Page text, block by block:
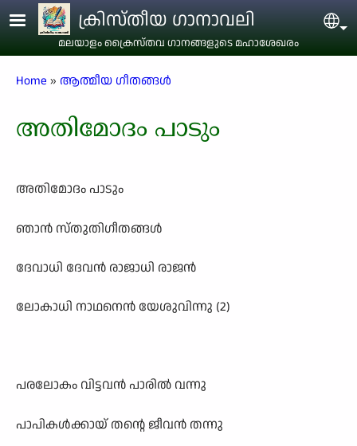
Skip to main contentക്രിസ്തീയ ഗാനാവലി
മലയാളം ക്രൈസ്തവ ഗാനങ്ങളുടെ മഹാശേഖരം
Breadcrumb
Home ആത്മീയ ഗീതങ്ങൾ
അതിമോദം പാടും
അതിമോദം പാടും
ഞാൻ സ്തുതിഗീതങ്ങൾ
ദേവാധി ദേവൻ രാജാധി രാജൻ
ലോകാധി നാഥനെൻ യേശുവിന്നു (2)
പരലോകം വിട്ടവൻ പാരിൽ വന്നു
പാപികൾക്കായ് തന്റെ ജീവൻ തന്നു